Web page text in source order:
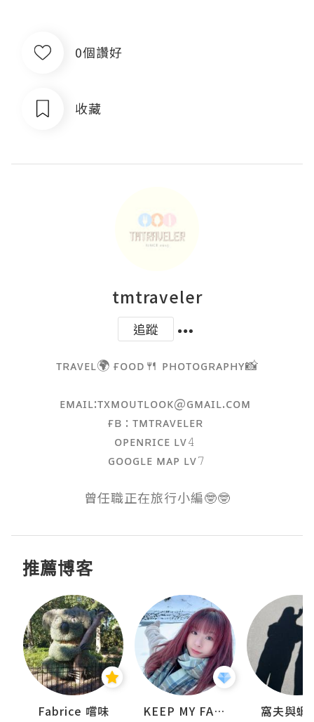
0個讚好
收藏
tmtraveler
追蹤
ᴛʀᴀᴠᴇʟ🌍 ғᴏᴏᴅ🍴 ᴘʜᴏᴛᴏɢʀᴀᴘʜʏ📸
ᴇᴍᴀɪʟ:ᴛxᴍᴏᴜᴛʟᴏᴏᴋ@ɢᴍᴀɪʟ.ᴄᴏᴍ
ғʙ : ᴛᴍᴛʀᴀᴠᴇʟᴇʀ
ᴏᴘᴇɴʀɪᴄᴇ ʟᴠ𝟺
ɢᴏᴏɢʟᴇ ᴍᴀᴘ ʟᴠ𝟽
曾任職正在旅行小編🤓🤓
推薦博客
Fabrice 嚐味 KEEP MY FAITH 窩夫與蝦